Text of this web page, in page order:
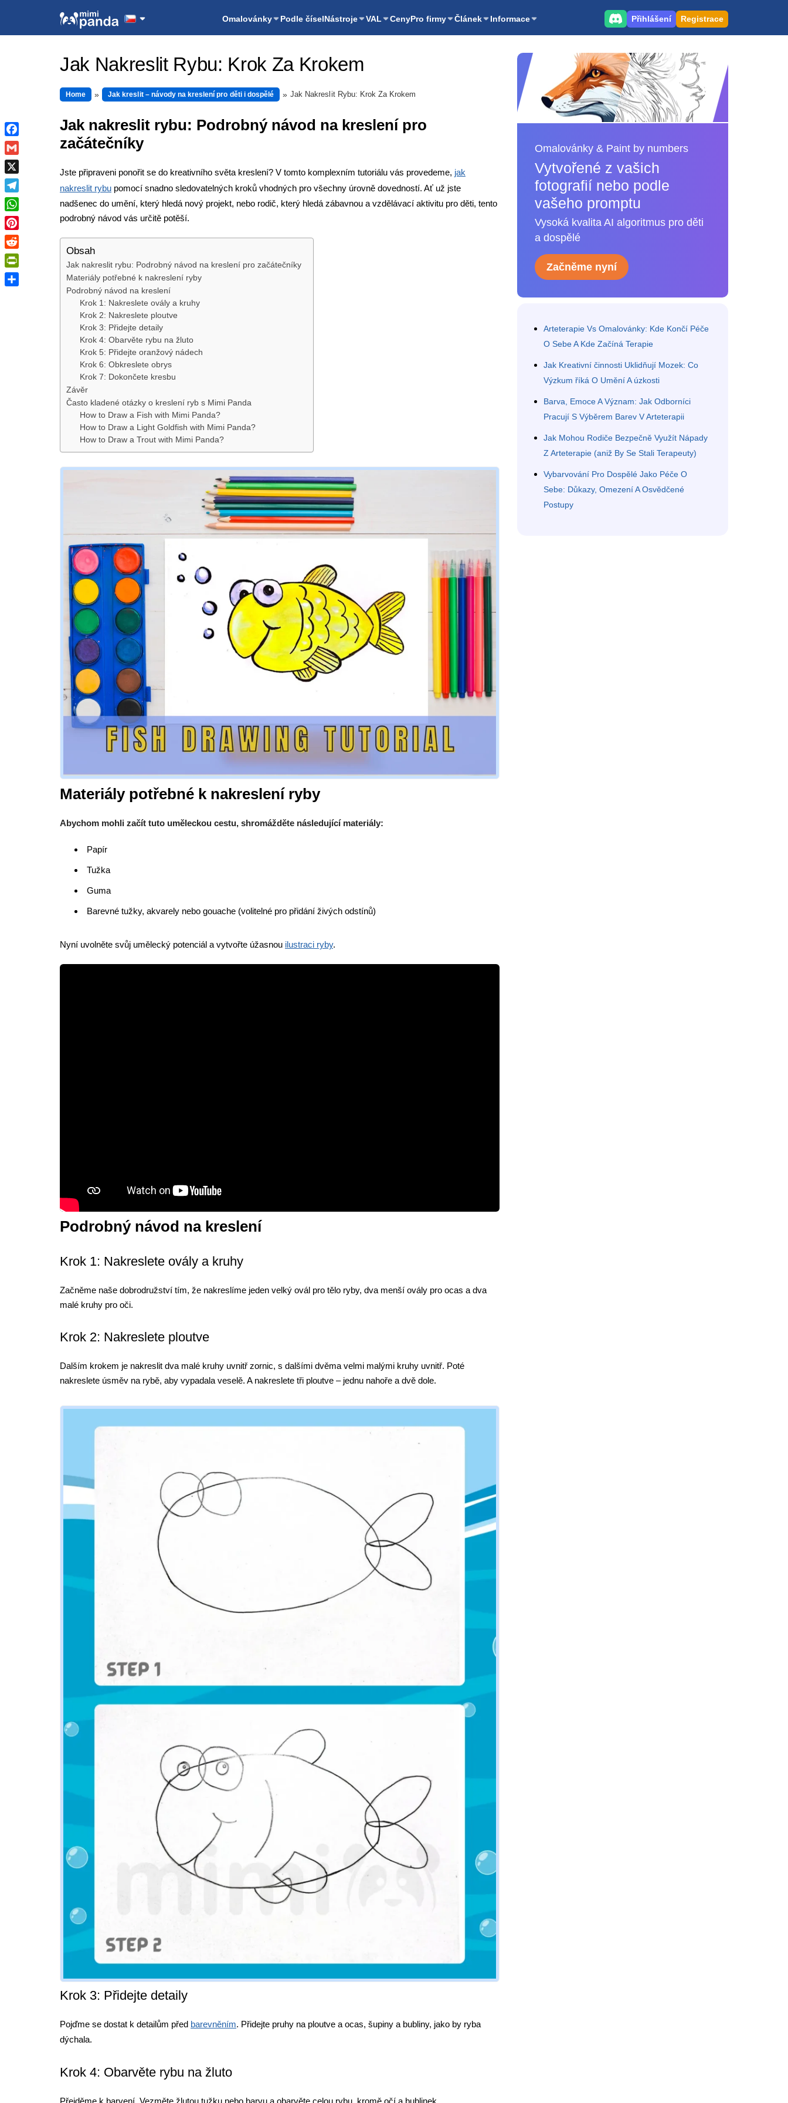
Omalovánky Podle číselNástroje VAL CenyPro firmy Článek Informace Přihlášení Registrace
Jak Nakreslit Rybu: Krok Za Krokem
Home Jak kreslit – návody na kreslení pro děti i dospělé Jak Nakreslit Rybu: Krok Za Krokem
Jak nakreslit rybu: Podrobný návod na kreslení pro
začátečníky
Jste připraveni ponořit se do kreativního světa kreslení? V tomto komplexním tutoriálu vás provedeme, jak
nakreslit rybu pomocí snadno sledovatelných kroků vhodných pro všechny úrovně dovedností. Ať už jste
nadšenec do umění, který hledá nový projekt, nebo rodič, který hledá zábavnou a vzdělávací aktivitu pro děti, tento
podrobný návod vás určitě potěší.
Obsah
Jak nakreslit rybu: Podrobný návod na kreslení pro začátečníky
Materiály potřebné k nakreslení ryby
Podrobný návod na kreslení
Krok 1: Nakreslete ovály a kruhy
Krok 2: Nakreslete ploutve
Krok 3: Přidejte detaily
Krok 4: Obarvěte rybu na žluto
Krok 5: Přidejte oranžový nádech
Krok 6: Obkreslete obrys
Krok 7: Dokončete kresbu
Závěr
Často kladené otázky o kreslení ryb s Mimi Panda
How to Draw a Fish with Mimi Panda?
How to Draw a Light Goldfish with Mimi Panda?
How to Draw a Trout with Mimi Panda?
Materiály potřebné k nakreslení ryby
Abychom mohli začít tuto uměleckou cestu, shromážděte následující materiály:
Papír
Tužka
Guma
Barevné tužky, akvarely nebo gouache (volitelné pro přidání živých odstínů)
Nyní uvolněte svůj umělecký potenciál a vytvořte úžasnou ilustraci ryby.
Podrobný návod na kreslení
Krok 1: Nakreslete ovály a kruhy
Začněme naše dobrodružství tím, že nakreslíme jeden velký ovál pro tělo ryby, dva menší ovály pro ocas a dva
malé kruhy pro oči.
Krok 2: Nakreslete ploutve
Dalším krokem je nakreslit dva malé kruhy uvnitř zornic, s dalšími dvěma velmi malými kruhy uvnitř. Poté
nakreslete úsměv na rybě, aby vypadala veselě. A nakreslete tři ploutve – jednu nahoře a dvě dole.
Krok 3: Přidejte detaily
Pojďme se dostat k detailům před barevněním. Přidejte pruhy na ploutve a ocas, šupiny a bubliny, jako by ryba
dýchala.
Krok 4: Obarvěte rybu na žluto
Přejděme k barvení. Vezměte žlutou tužku nebo barvu a obarvěte celou rybu, kromě očí a bublinek.
Omalovánky & Paint by numbers
Vytvořené z vašich
fotografií nebo podle
vašeho promptu
Vysoká kvalita AI algoritmus pro děti
a dospělé
Začněme nyní
Arteterapie Vs Omalovánky: Kde Končí Péče
O Sebe A Kde Začíná Terapie
Jak Kreativní činnosti Uklidňují Mozek: Co
Výzkum říká O Umění A úzkosti
Barva, Emoce A Význam: Jak Odborníci
Pracují S Výběrem Barev V Arteterapii
Jak Mohou Rodiče Bezpečně Využít Nápady
Z Arteterapie (aniž By Se Stali Terapeuty)
Vybarvování Pro Dospělé Jako Péče O
Sebe: Důkazy, Omezení A Osvědčené
Postupy
Facebook
Gmail
X
Telegram
WhatsApp
Pinterest
Reddit
PrintFriendly